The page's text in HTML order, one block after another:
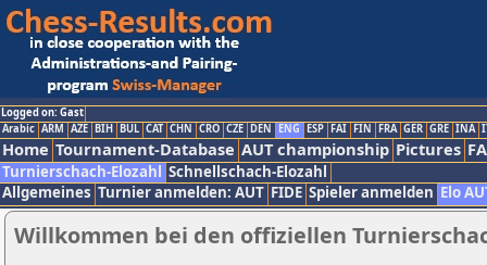
Logged on: Gast
Arabic ARM AZE BIH BUL CAT CHN CRO CZE DEN ENG ESP FAI FIN FRA GER GRE INA
Home Tournament-Database AUT championship Pictures
Turnierschach-Elozahl Schnellschach-Elozahl
Allgemeines Turnier anmelden: AUT FIDE Spieler anmelden Elo
Willkommen bei den offiziellen